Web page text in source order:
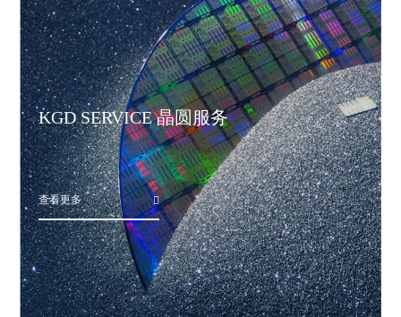
KGD SERVICE 晶圆服务
查看更多